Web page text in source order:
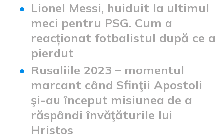
Lionel Messi, huiduit la ultimul
meci pentru PSG. Cum a
reacționat fotbalistul după ce a
pierdut
Rusaliile 2023 – momentul
marcant când Sfinţii Apostoli
şi-au început misiunea de a
răspândi învăţăturile lui
Hristos